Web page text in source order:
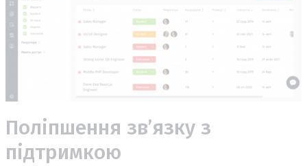
Поліпшення зв’язку з
підтримкою